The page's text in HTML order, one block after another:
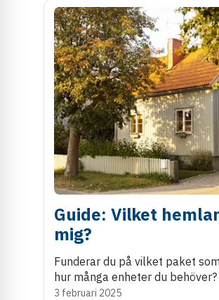
Guide: Vilket
mig?
Funderar du på vilket paket
hur många enheter du
3 februari 2025